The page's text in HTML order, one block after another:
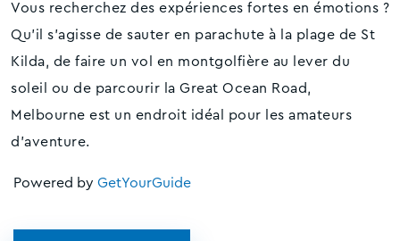
Vous recherchez des expériences fortes en émotions ?
Qu'il s'agisse de sauter en parachute à la plage de St
Kilda, de faire un vol en montgolfière au lever du
soleil ou de parcourir la Great Ocean Road,
Melbourne est un endroit idéal pour les amateurs
d'aventure.
Powered by GetYourGuide